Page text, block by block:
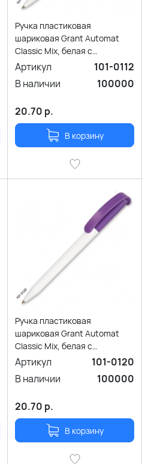
Ручка пластиковая
шариковая Grant Automat
Classic Mix, белая с
сиреневым
Артикул
101-0112
В наличии
100000
20.70 р.
В корзину
Ручка пластиковая
шариковая Grant Automat
Classic Mix, белая с
фиолетовым
Артикул
101-0120
В наличии
100000
20.70 р.
В корзину